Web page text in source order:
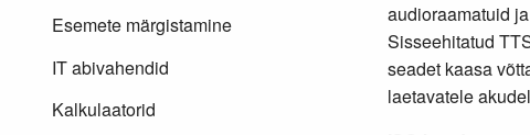
audioraamatuid
Sisseehitatud
seadet kaasa
laetavatele
Esemete märgistamine
IT abivahendid
Kalkulaatorid